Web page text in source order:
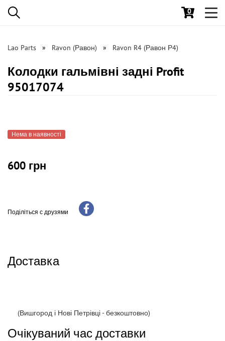
0
Lao Parts Ravon (Равон) Ravon R4 (Равон Р4)
Колодки гальмівні задні Profit
95017074
Нема в наявності
600 грн
Поділіться с друзями
Доставка
(Вишгород і Нові Петрівці - безкоштовно)
Очікуваний час доставки